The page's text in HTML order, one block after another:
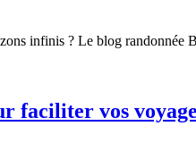
infinis ? Le blog
faciliter vos